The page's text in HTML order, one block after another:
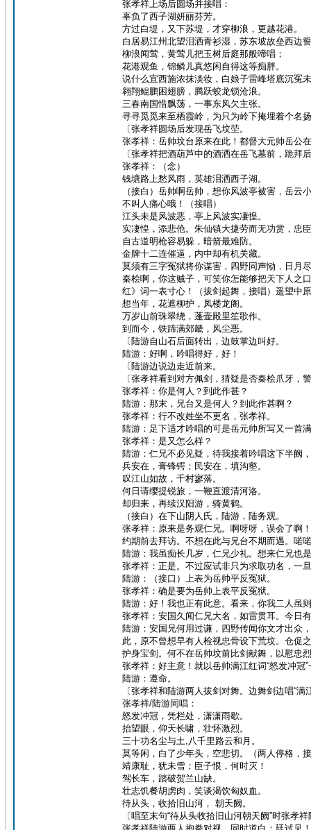
张孝祥上场后圆场并接唱：
辜负了西子湖妍丽芬芳。
方过白堤，又下苏堤，才穿柳浪，更越花港。
白居易江州北望泪洒青衫湿，苏东坡故垒西边
柳浪闻莺，黄莺儿把玉树后庭那般啼唱；
花港观鱼，锦鳞儿真悠闲自得这等痴胖。
说什么宜西施浓抹淡妆，白娘子雷峰塔底沉冤
翱翔鲲鹏困翅膀，腾跃蛟龙锁沧浪。
三春南国惜飘荡，一事东风欠主张。
寻寻觅觅来至栖霞岭，为只为岭下掩埋着个名
〔张孝祥圆场后发现岳飞坟茔。
张孝祥：岳帅坟台原来在此！都督大元帅岳公
〔张孝祥把酒葫芦中的酒洒在岳飞墓前，跪拜
张孝祥：（念）
钱塘路上愁风雨，英雄泪洒西子湖。
（接白）岳帅啊岳帅，想你风波亭被害，岳
不叫人痛心哦！（接唱）
江头未是风波恶，亭上风波实凄惶。
实凄惶，添悲伧。朱仙镇大捷劳而无功赏，忠
自古道明枪容易躲，暗箭最难防。
金牌十二连催逼，内中却有机关藏。
莫须有三字冤狱将你谋害，四野同声恸，日月
秦桧啊，你这贼子，可笑你怎能够把天下人之
红》词一表寸心！（拔剑起舞，接唱）遥望中
想当年，花遮柳护，凤楼龙阁。
万岁山前珠翠绕，蓬壶殿里笙歌作。
到而今，铁蹄满郊畿，风尘恶。
〔陆游自山石后面转出，边鼓掌边叫好。
陆游：好啊，吟唱得好，好！
〔陆游边说边走近前来。
〔张孝祥看到对方佩剑，猜疑是否秦桧爪牙，
张孝祥：你是何人？到此作甚？
陆游：那末，兄台又是何人？到此作甚啊？
张孝祥：行不改姓坐不更名，张孝祥。
陆游：足下适才吟唱的可是岳元帅所写又一首
张孝祥：是又怎么样？
陆游：仁兄不必见疑，待我接着吟唱这下半阙
兵安在，膏锋锷；民安在，填沟壑。
叹江山如故，千村寥落。
何日请缨提锐旅，一鞭直渡清河洛。
却归来，再续汉阳游，骑黄鹤。
（接白）在下山阴人氏，陆游，陆务观。
张孝祥：原来是务观仁兄。啊呀呀，误会了啊
约期前去拜访。不想在此与兄台不期而遇。喏
陆游：我虽痴长几岁，仁兄少礼。想来仁兄也
张孝祥：正是。不过应试非只为求取功名，
陆游：（接口）上表为岳帅平反冤狱。
张孝祥：确是要为岳帅上表平反冤狱。
陆游：好！我也正有此意。看来，你我二人虽
张孝祥：安国久闻仁兄大名，如雷贯耳。今日
陆游：安国兄何用过谦，四野传闻你文才出众
此，原不曾想早有人检视忠骨设下荒坟。仓促
护身宝剑。何不在岳帅坟前比剑献舞，以慰忠
张孝祥：好主意！就以岳帅满江红词“怒发冲冠
陆游：遵命。
〔张孝祥和陆游两人拔剑对舞。边舞剑边唱“满
张孝祥/陆游同唱：
怒发冲冠，凭栏处，潇潇雨歇。
抬望眼，仰天长啸，壮怀激烈。
三十功名尘与土,八千里路云和月。
莫等闲，白了少年头，空悲切。（两人停格，
靖康耻，犹未雪；臣子恨，何时灭！
驾长车，踏破贺兰山缺。
壮志饥餐胡虏肉，笑谈渴饮匈奴血。
待从头，收拾旧山河， 朝天阙。
〔唱至末句“待从头收拾旧山河朝天阙”时张孝